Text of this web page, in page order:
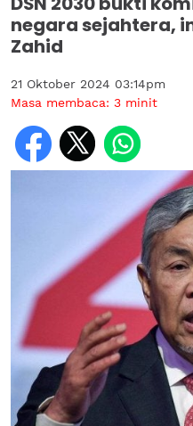
negara sejahtera,
Zahid
21 Oktober 2024 03:14pm
Masa membaca: 3 minit